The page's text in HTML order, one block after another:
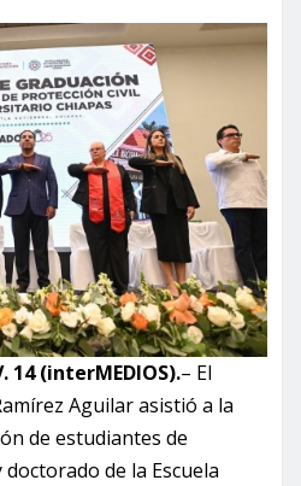
14 (interMEDIOS).– El
Aguilar asistió a la
de estudiantes de
de la Escuela